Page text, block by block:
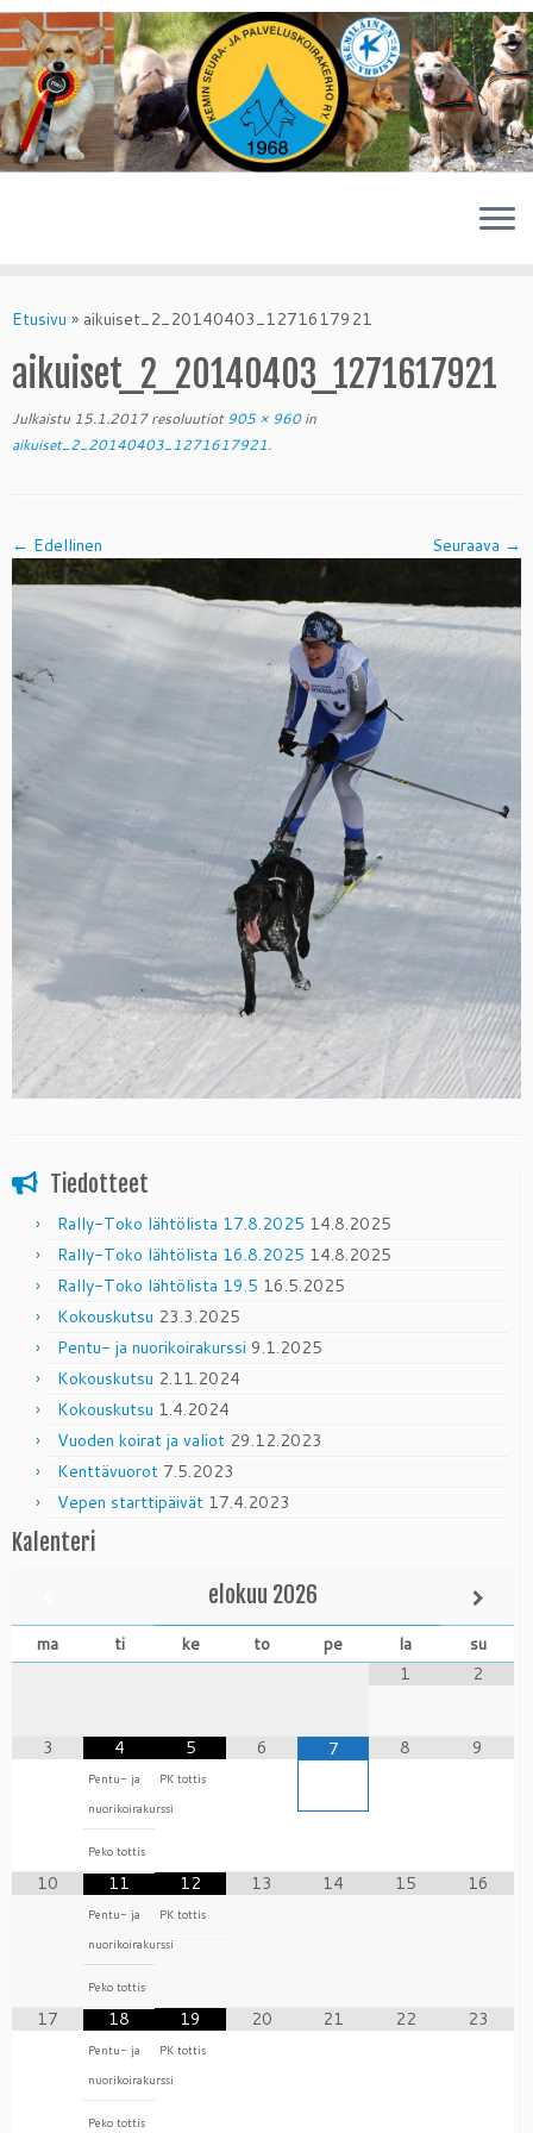
toEtusivu » aikuiset_2_20140403_1271617921
aikuiset_2_20140403_1271617921
Julkaistu 15.1.2017resoluutiot905 × 960in
aikuiset_2_20140403_1271617921.
← Edellinen Seuraava →
Tiedotteet
Rally-Toko lähtölista 17.8.2025 14.8.2025
Rally-Toko lähtölista 16.8.2025 14.8.2025
Rally-Toko lähtölista 19.5 16.5.2025
Kokouskutsu 23.3.2025
Pentu- ja nuorikoirakurssi 9.1.2025
Kokouskutsu 2.11.2024
Kokouskutsu 1.4.2024
Vuoden koirat ja valiot 29.12.2023
Kenttävuorot 7.5.2023
Vepen starttipäivät 17.4.2023
Kalenteri
elokuu 2026
ma ti ke to pe la
su
1
2
3 4
Pentu- ja
nuorikoirakurssi
Peko tottis
5
PK tottis
6 7 8 9
10 11
Pentu- ja
nuorikoirakurssi
Peko tottis
12
PK tottis
13 14 15 16
17 18
Pentu- ja
nuorikoirakurssi
Peko tottis
19
PK tottis
20 21 22 23